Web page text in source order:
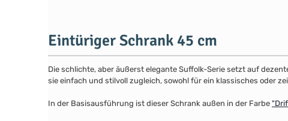
Eintüriger Schrank 45 cm
Die schlichte, aber äußerst elegante Suffolk-Serie setzt auf
sie einfach und stilvoll zugleich, sowohl für ein klassisches oder
In der Basisausführung ist dieser Schrank außen in der Farbe "